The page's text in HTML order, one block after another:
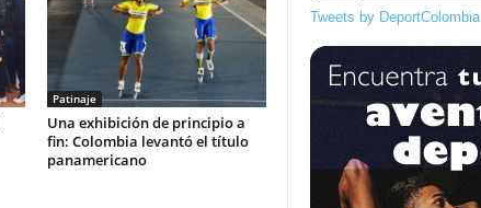
Patinaje
Una exhibición de principio a
fin: Colombia levantó el título
panamericano
Tweets by DeportColombia